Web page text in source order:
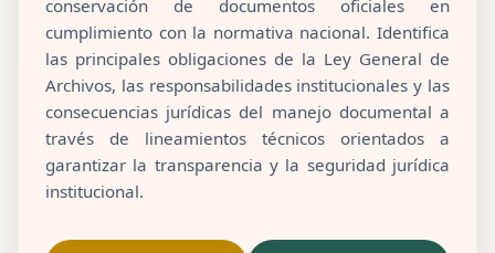
conservación de documentos oficiales en
cumplimiento con la normativa nacional. Identifica
las principales obligaciones de la Ley General de
Archivos, las responsabilidades institucionales y las
consecuencias jurídicas del manejo documental a
través de lineamientos técnicos orientados a
garantizar la transparencia y la seguridad jurídica
institucional.